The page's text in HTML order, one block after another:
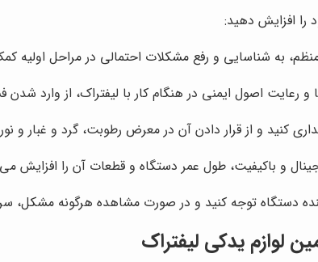
را افزایش دهید:
به شناسایی و رفع مشکلات احتمالی در مراحل اولیه
و رعایت اصول ایمنی در هنگام کار با لیفتراک، از وارد
کنید و از قرار دادن آن در معرض رطوبت، گرد و غبار و
و باکیفیت، طول عمر دستگاه و قطعات آن را افزایش
دستگاه توجه کنید و در صورت مشاهده هرگونه مشکل،
لوازم یدکی لیفتراک